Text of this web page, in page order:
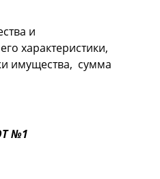
и
характеристики,
имущества, сумма
№1